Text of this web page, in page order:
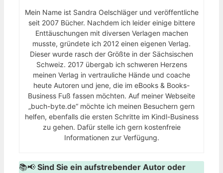
Mein Name ist Sandra Oelschläger und veröffentliche
seit 2007 Bücher. Nachdem ich leider einige bittere
Enttäuschungen mit diversen Verlagen machen
musste, gründete ich 2012 einen eigenen Verlag.
Dieser wurde rasch der Größte in der Sächsischen
Schweiz. 2017 übergab ich schweren Herzens
meinen Verlag in vertrauliche Hände und coache
heute Autoren und jene, die im eBooks & Books-
Business Fuß fassen möchten. Auf meiner Webseite
„buch-byte.de“ möchte ich meinen Besuchern gern
helfen, ebenfalls die ersten Schritte im Kindl-Business
zu gehen. Dafür stelle ich gern kostenfreie
Informationen zur Verfügung.
📚📢 Sind Sie ein aufstrebender Autor oder